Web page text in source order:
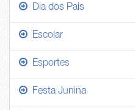
Dia dos Pais
Escolar
Esportes
Festa Junina